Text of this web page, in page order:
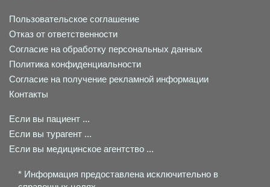
Пользовательское соглашение
Отказ от ответственности
Согласие на обработку персональных данных
Политика конфиденциальности
Согласие на получение рекламной информации
Контакты
Если вы пациент ...
Если вы турагент ...
Если вы медицинское агентство ...
* Информация предоставлена исключительно в